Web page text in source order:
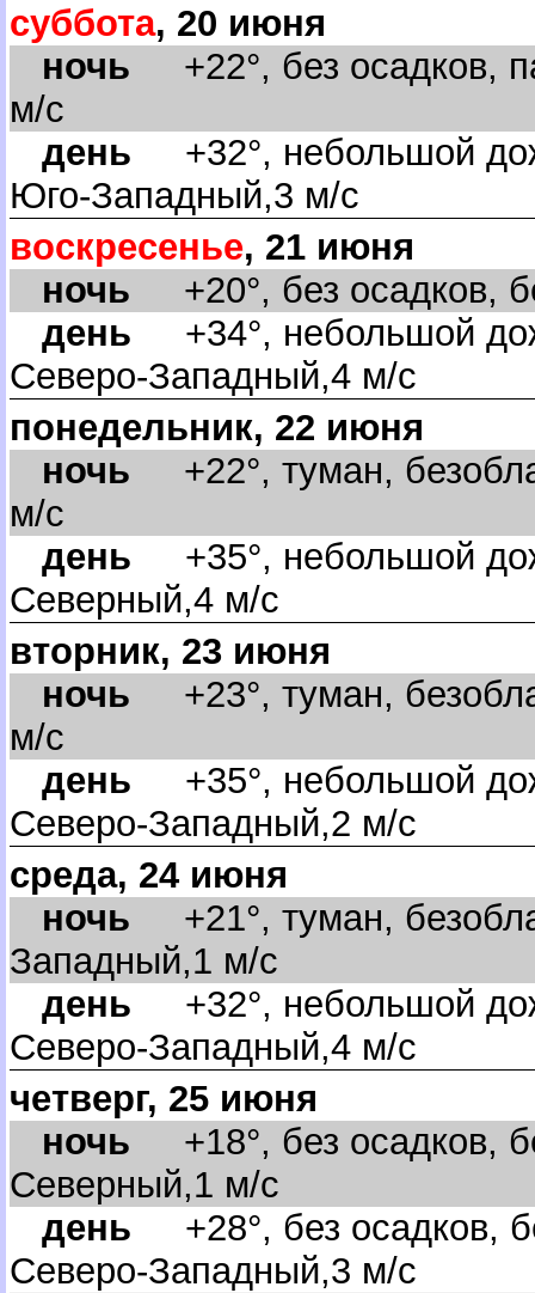
суббота, 20 июня
ночь +22°, без осадков,
м/с
день +32°, небольшой
Юго-Западный,3 м/с
оскресенье, 21 июня
ночь +20°, без осадков,
день +34°, небольшой
Северо-Западный,4 м/с
понедельник, 22 июня
ночь +22°, туман,
м/с
день +35°, небольшой
Северный,4 м/с
торник, 23 июня
ночь +23°, туман,
м/с
день +35°, небольшой
Северо-Западный,2 м/с
среда, 24 июня
ночь +21°, туман,
Западный,1 м/с
день +32°, небольшой
Северо-Западный,4 м/с
четверг, 25 июня
ночь +18°, без осадков,
Северный,1 м/с
день +28°, без осадков,
Северо-Западный,3 м/с